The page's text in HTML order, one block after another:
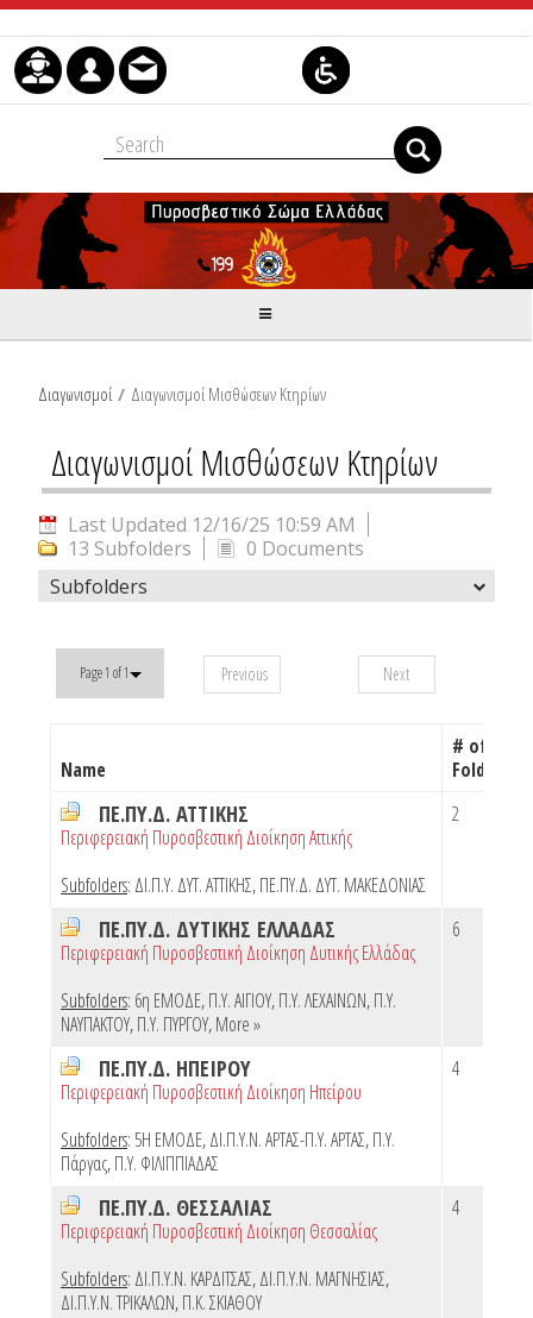
Skip to Content
Διαγωνισμοί / Διαγωνισμοί Μισθώσεων Κτηρίων
Διαγωνισμοί Μισθώσεων Κτηρίων
Last Updated 12/16/25 10:59 AM
13 Subfolders
0 Documents
Subfolders
Page 1 of 1 Previous Next
Name
# of
Folders
ΠΕ.ΠΥ.Δ. ΑΤΤΙΚΗΣ
Περιφερειακή Πυροσβεστική Διοίκηση Αττικής
Subfolders: ΔΙ.Π.Υ. ΔΥΤ. ΑΤΤΙΚΗΣ,ΠΕ.ΠΥ.Δ. ΔΥΤ. ΜΑΚΕΔΟΝΙΑΣ
2
ΠΕ.ΠΥ.Δ. ΔΥΤΙΚΗΣ ΕΛΛΑΔΑΣ
Περιφερειακή Πυροσβεστική Διοίκηση Δυτικής Ελλάδας
Subfolders: 6η ΕΜΟΔΕ,Π.Υ. ΑΙΓΙΟΥ,Π.Υ. ΛΕΧΑΙΝΩΝ,Π.Υ.
ΝΑΥΠΑΚΤΟΥ,Π.Υ. ΠΥΡΓΟΥ,More »
6
ΠΕ.ΠΥ.Δ. ΗΠΕΙΡΟΥ
Περιφερειακή Πυροσβεστική Διοίκηση Ηπείρου
Subfolders: 5Η ΕΜΟΔΕ,ΔΙ.Π.Υ.Ν. ΑΡΤΑΣ-Π.Υ. ΑΡΤΑΣ,Π.Υ.
Πάργας,Π.Υ. ΦΙΛΙΠΠΙΑΔΑΣ
4
ΠΕ.ΠΥ.Δ. ΘΕΣΣΑΛΙΑΣ
Περιφερειακή Πυροσβεστική Διοίκηση Θεσσαλίας
Subfolders: ΔΙ.Π.Υ.Ν. ΚΑΡΔΙΤΣΑΣ,ΔΙ.Π.Υ.Ν. ΜΑΓΝΗΣΙΑΣ,
ΔΙ.Π.Υ.Ν. ΤΡΙΚΑΛΩΝ,Π.Κ. ΣΚΙΑΘΟΥ
4